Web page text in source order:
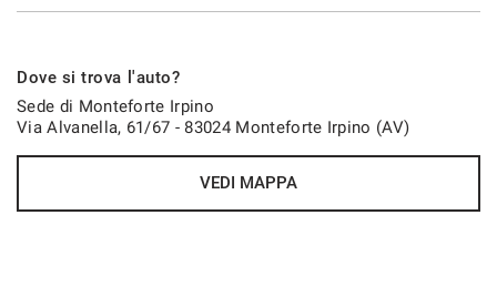
Dove si trova l'auto?
Sede di Monteforte Irpino
Via Alvanella, 61/67 - 83024 Monteforte Irpino (AV)
VEDI MAPPA